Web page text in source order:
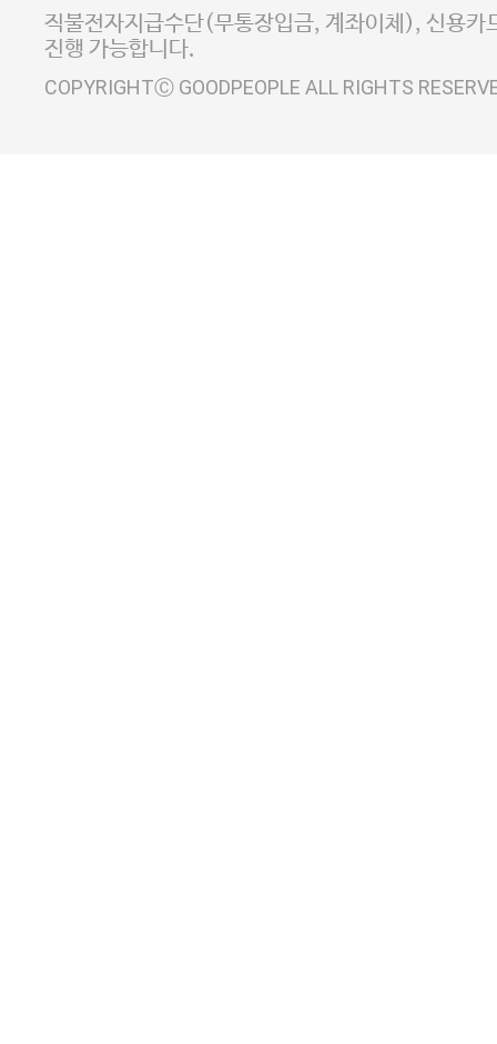
사업자정보확인 이니시스 에스크로 서비
직불전자지급수단(무통장입금, 계좌이체), 신용카
진행 가능합니다.
COPYRIGHTⒸ GOODPEOPLE ALL RIGHTS